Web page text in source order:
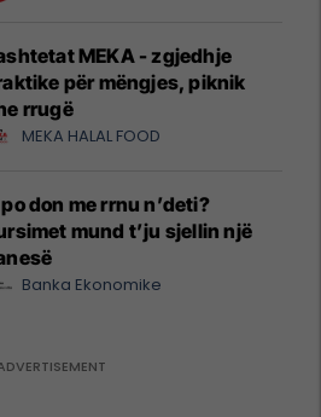
MEKA - zgjedhje
për mëngjes, piknik
rrugë
MEKA HALAL FOOD
don me rrnu n’deti?
mund t’ju sjellin një
Banka Ekonomike